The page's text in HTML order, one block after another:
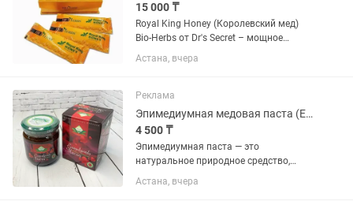
15 000 ₸
Royal King Honey (Королевский мед)
Bio-Herbs от Dr's Secret – мощное
средство по укреплению мужского
здоровья из меда и экзотических трав.
эрекцию до максимума,...
Астана, вчера
Реклама
Эпимедиумная медовая паста (Epimedyumlu Macun) Themra
4 500 ₸
Эпимедиумная паста — это
натуральное природное средство,
обладающее комплексным
воздействием на организм мужчин и
Астана, вчера